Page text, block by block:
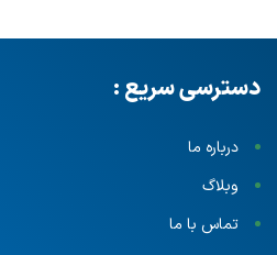
دسترسی سریع :
درباره ما
وبلاگ
تماس با ما